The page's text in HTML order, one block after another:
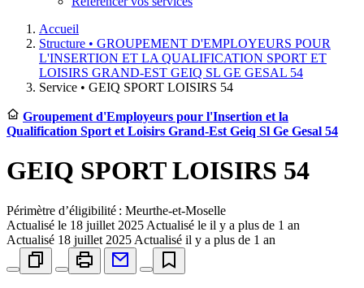
Accueil
Structure • GROUPEMENT D'EMPLOYEURS POUR
L'INSERTION ET LA QUALIFICATION SPORT ET
LOISIRS GRAND-EST GEIQ SL GE GESAL 54
Service • GEIQ SPORT LOISIRS 54
Groupement d'Employeurs pour l'Insertion et la
Qualification Sport et Loisirs Grand-Est Geiq Sl Ge Gesal 54
GEIQ SPORT LOISIRS 54
Périmètre d’éligibilité : Meurthe-et-Moselle
Actualisé le 18 juillet 2025 Actualisé le il y a plus de 1 an
Actualisé 18 juillet 2025 Actualisé il y a plus de 1 an